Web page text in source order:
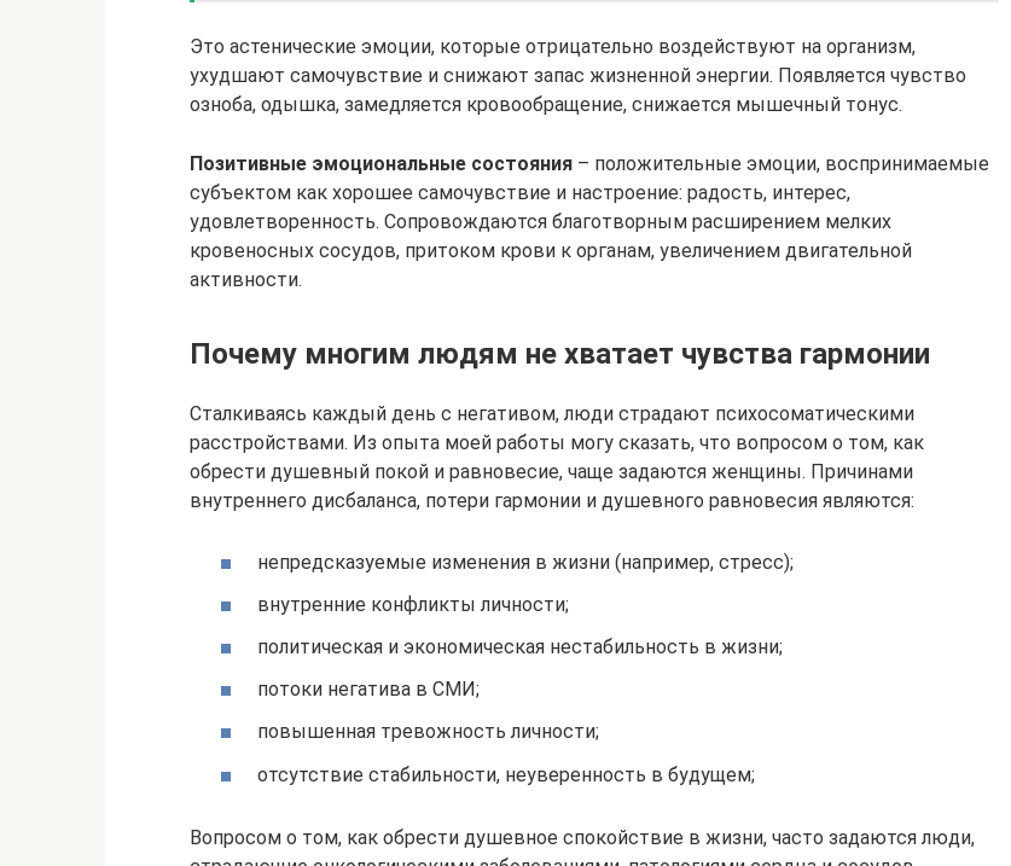
Это астенические эмоции, которые отрицательно воздействуют на организм,
ухудшают самочувствие и снижают запас жизненной энергии. Появляется чувство
озноба, одышка, замедляется кровообращение, снижается мышечный тонус.
Позитивные эмоциональные состояния – положительные эмоции, воспринимаемые
субъектом как хорошее самочувствие и настроение: радость, интерес,
удовлетворенность. Сопровождаются благотворным расширением мелких
кровеносных сосудов, притоком крови к органам, увеличением двигательной
активности.
Почему многим людям не хватает чувства гармонии
Сталкиваясь каждый день с негативом, люди страдают психосоматическими
расстройствами. Из опыта моей работы могу сказать, что вопросом о том, как
обрести душевный покой и равновесие, чаще задаются женщины. Причинами
внутреннего дисбаланса, потери гармонии и душевного равновесия являются:
непредсказуемые изменения в жизни (например, стресс);
внутренние конфликты личности;
политическая и экономическая нестабильность в жизни;
потоки негатива в СМИ;
повышенная тревожность личности;
отсутствие стабильности, неуверенность в будущем;
Вопросом о том, как обрести душевное спокойствие в жизни, часто задаются люди,